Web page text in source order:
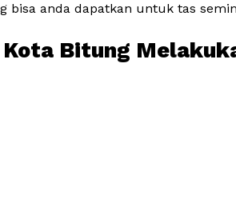
bisa anda dapatkan untuk tas
Kota Bitung